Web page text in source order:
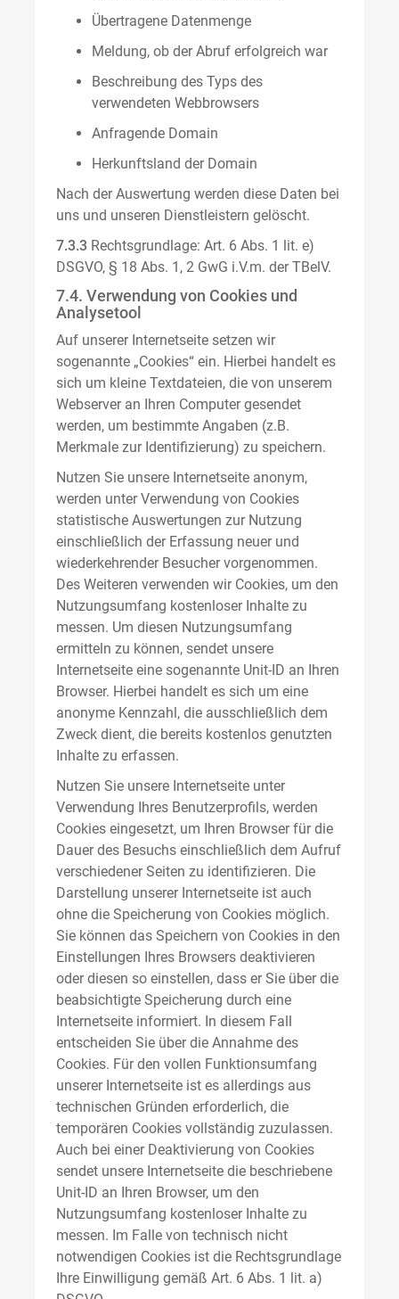
Übertragene Datenmenge
Meldung, ob der Abruf erfolgreich war
Beschreibung des Typs des
verwendeten Webbrowsers
Anfragende Domain
Herkunftsland der Domain
Nach der Auswertung werden diese Daten bei
uns und unseren Dienstleistern gelöscht.
7.3.3 Rechtsgrundlage: Art. 6 Abs. 1 lit. e)
DSGVO, § 18 Abs. 1, 2 GwG i.V.m. der TBelV.
7.4. Verwendung von Cookies und
Analysetool
Auf unserer Internetseite setzen wir
sogenannte „Cookies“ ein. Hierbei handelt es
sich um kleine Textdateien, die von unserem
Webserver an Ihren Computer gesendet
werden, um bestimmte Angaben (z.B.
Merkmale zur Identifizierung) zu speichern.
Nutzen Sie unsere Internetseite anonym,
werden unter Verwendung von Cookies
statistische Auswertungen zur Nutzung
einschließlich der Erfassung neuer und
wiederkehrender Besucher vorgenommen.
Des Weiteren verwenden wir Cookies, um den
Nutzungsumfang kostenloser Inhalte zu
messen. Um diesen Nutzungsumfang
ermitteln zu können, sendet unsere
Internetseite eine sogenannte Unit-ID an Ihren
Browser. Hierbei handelt es sich um eine
anonyme Kennzahl, die ausschließlich dem
Zweck dient, die bereits kostenlos genutzten
Inhalte zu erfassen.
Nutzen Sie unsere Internetseite unter
Verwendung Ihres Benutzerprofils, werden
Cookies eingesetzt, um Ihren Browser für die
Dauer des Besuchs einschließlich dem Aufruf
verschiedener Seiten zu identifizieren. Die
Darstellung unserer Internetseite ist auch
ohne die Speicherung von Cookies möglich.
Sie können das Speichern von Cookies in den
Einstellungen Ihres Browsers deaktivieren
oder diesen so einstellen, dass er Sie über die
beabsichtigte Speicherung durch eine
Internetseite informiert. In diesem Fall
entscheiden Sie über die Annahme des
Cookies. Für den vollen Funktionsumfang
unserer Internetseite ist es allerdings aus
technischen Gründen erforderlich, die
temporären Cookies vollständig zuzulassen.
Auch bei einer Deaktivierung von Cookies
sendet unsere Internetseite die beschriebene
Unit-ID an Ihren Browser, um den
Nutzungsumfang kostenloser Inhalte zu
messen. Im Falle von technisch nicht
notwendigen Cookies ist die Rechtsgrundlage
Ihre Einwilligung gemäß Art. 6 Abs. 1 lit. a)